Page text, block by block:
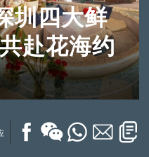
圳四大鲜
赴花海约